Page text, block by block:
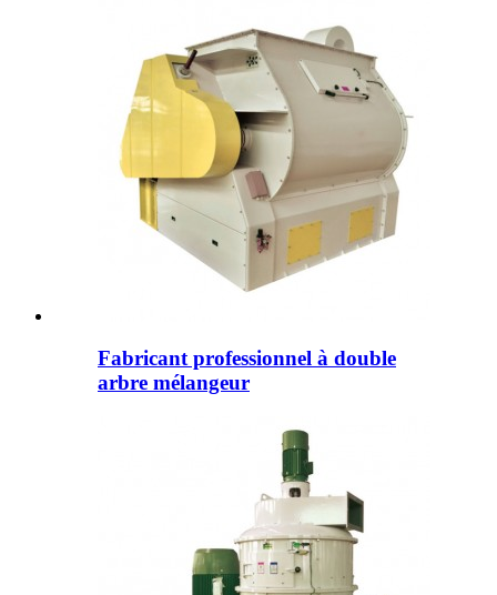
Fabricant professionnel à double
arbre mélangeur